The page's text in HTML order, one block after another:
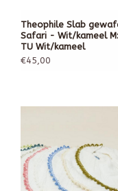
Theophile Slab
Safari - Wit/kameel M:
TU Wit/kameel
€45,00